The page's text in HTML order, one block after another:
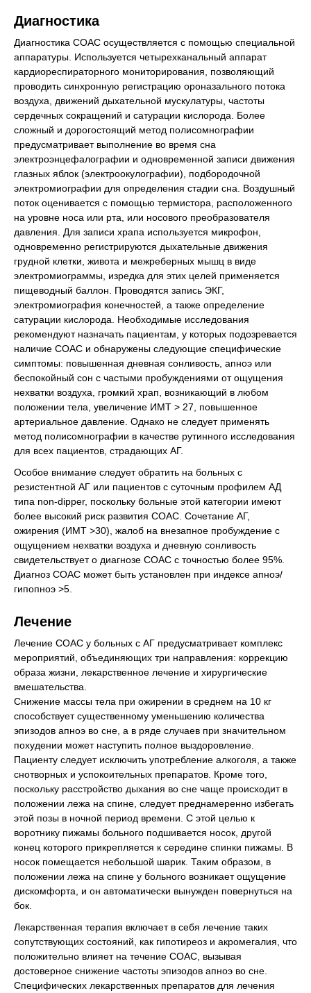
Диагностика
Диагностика СОАС осуществляется с помощью специальной
аппаратуры. Используется четырехканальный аппарат
кардиореспираторного мониторирования, позволяющий
проводить синхронную регистрацию ороназального потока
воздуха, движений дыхательной мускулатуры, частоты
сердечных сокращений и сатурации кислорода. Более
сложный и дорогостоящий метод полисомнографии
предусматривает выполнение во время сна
электроэнцефалографии и одновременной записи движения
глазных яблок (электроокулографии), подбородочной
электромиографии для определения стадии сна. Воздушный
поток оценивается с помощью термистора, расположенного
на уровне носа или рта, или носового преобразователя
давления. Для записи храпа используется микрофон,
одновременно регистрируются дыхательные движения
грудной клетки, живота и межреберных мышц в виде
электромиограммы, изредка для этих целей применяется
пищеводный баллон. Проводятся запись ЭКГ,
электромиография конечностей, а также определение
сатурации кислорода. Необходимые исследования
рекомендуют назначать пациентам, у которых подозревается
наличие СОАС и обнаружены следующие специфические
симптомы: повышенная дневная сонливость, апноэ или
беспокойный сон с частыми пробуждениями от ощущения
нехватки воздуха, громкий храп, возникающий в любом
положении тела, увеличение ИМТ > 27, повышенное
артериальное давление. Однако не следует применять
метод полисомнографии в качестве рутинного исследования
для всех пациентов, страдающих АГ.
Особое внимание следует обратить на больных с
резистентной АГ или пациентов с суточным профилем АД
типа non-dipper, поскольку больные этой категории имеют
более высокий риск развития СОАС. Сочетание АГ,
ожирения (ИМТ >30), жалоб на внезапное пробуждение с
ощущением нехватки воздуха и дневную сонливость
свидетельствует о диагнозе СОАС с точностью более 95%.
Диагноз СОАС может быть установлен при индексе апноэ/
гипопноэ >5.
Лечение
Лечение СОАС у больных с АГ предусматривает комплекс
мероприятий, объединяющих три направления: коррекцию
образа жизни, лекарственное лечение и хирургические
вмешательства.
Снижение массы тела при ожирении в среднем на 10 кг
способствует существенному уменьшению количества
эпизодов апноэ во сне, а в ряде случаев при значительном
похудении может наступить полное выздоровление.
Пациенту следует исключить употребление алкоголя, а также
снотворных и успокоительных препаратов. Кроме того,
поскольку расстройство дыхания во сне чаще происходит в
положении лежа на спине, следует преднамеренно избегать
этой позы в ночной период времени. С этой целью к
воротнику пижамы больного подшивается носок, другой
конец которого прикрепляется к середине спинки пижамы. В
носок помещается небольшой шарик. Таким образом, в
положении лежа на спине у больного возникает ощущение
дискомфорта, и он автоматически вынужден повернуться на
бок.
Лекарственная терапия включает в себя лечение таких
сопутствующих состояний, как гипотиреоз и акромегалия, что
положительно влияет на течение СОАС, вызывая
достоверное снижение частоты эпизодов апноэ во сне.
Специфических лекарственных препаратов для лечения